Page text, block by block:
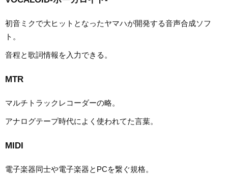
初音ミクで大ヒットとなったヤマハが開発する音声合成ソフ
ト。
音程と歌詞情報を入力できる。
MTR
マルチトラックレコーダーの略。
アナログテープ時代によく使われてた言葉。
MIDI
電子楽器同士や電子楽器とPCを繋ぐ規格。